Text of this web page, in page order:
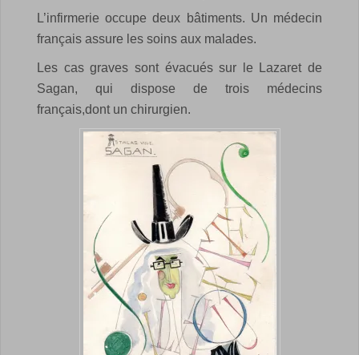
L’infirmerie occupe deux bâtiments. Un médecin
français assure les soins aux malades.
Les cas graves sont évacués sur le Lazaret de
Sagan, qui dispose de trois médecins
français,dont un chirurgien.